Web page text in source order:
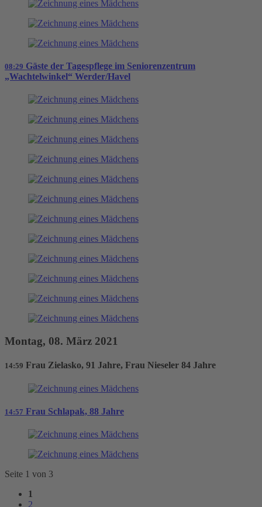
08:29 Gäste der Tagespflege im Seniorenzentrum
„Wachtelwinkel“ Werder/Havel
Montag, 08. März 2021
14:59 Frau Zielasko, 91 Jahre, Frau Nieseler 84 Jahre
14:57 Frau Schlapak, 88 Jahre
Seite 1 von 3
1
2